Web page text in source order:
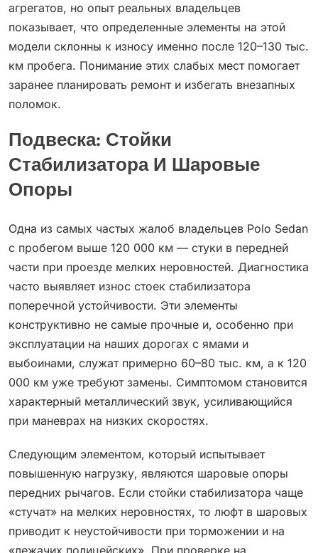
агрегатов, но опыт реальных владельцев
показывает, что определенные элементы на этой
модели склонны к износу именно после 120–130 тыс.
км пробега. Понимание этих слабых мест помогает
заранее планировать ремонт и избегать внезапных
поломок.
Подвеска: Стойки
Стабилизатора И Шаровые
Опоры
Одна из самых частых жалоб владельцев Polo Sedan
с пробегом выше 120 000 км — стуки в передней
части при проезде мелких неровностей. Диагностика
часто выявляет износ стоек стабилизатора
поперечной устойчивости. Эти элементы
конструктивно не самые прочные и, особенно при
эксплуатации на наших дорогах с ямами и
выбоинами, служат примерно 60–80 тыс. км, а к 120
000 км уже требуют замены. Симптомом становится
характерный металлический звук, усиливающийся
при маневрах на низких скоростях.
Следующим элементом, который испытывает
повышенную нагрузку, являются шаровые опоры
передних рычагов. Если стойки стабилизатора чаще
«стучат» на мелких неровностях, то люфт в шаровых
приводит к неустойчивости при торможении и на